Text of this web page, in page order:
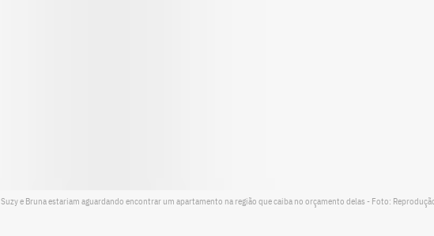
Suzy e Bruna estariam aguardando encontrar um apartamento na região que caiba no orçamento delas - Foto: